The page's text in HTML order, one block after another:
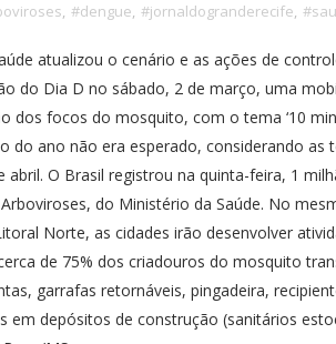
, #dengue, #jornaldogranderecife,
atualizou o cenário e as ações de
do Dia D no sábado, 2 de março, uma
dos focos do mosquito, com o tema ‘10
ano não era esperado, considerando as
O Brasil registrou na quinta-feira, 1
do Ministério da Saúde. No
Norte, as cidades irão desenvolver
de 75% dos criadouros do mosquito
garrafas retornáveis, pingadeira,
em depósitos de construção (sanitários